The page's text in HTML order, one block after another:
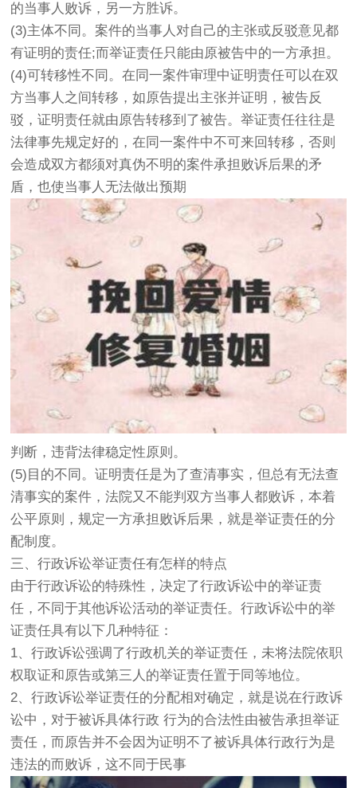
的当事人败诉，另一方胜诉。
(3)主体不同。案件的当事人对自己的主张或反驳意见都
有证明的责任;而举证责任只能由原被告中的一方承担。
(4)可转移性不同。在同一案件审理中证明责任可以在双
方当事人之间转移，如原告提出主张并证明，被告反
驳，证明责任就由原告转移到了被告。举证责任往往是
法律事先规定好的，在同一案件中不可来回转移，否则
会造成双方都须对真伪不明的案件承担败诉后果的矛
盾，也使当事人无法做出预期
判断，违背法律稳定性原则。
(5)目的不同。证明责任是为了查清事实，但总有无法查
清事实的案件，法院又不能判双方当事人都败诉，本着
公平原则，规定一方承担败诉后果，就是举证责任的分
配制度。
三、行政诉讼举证责任有怎样的特点
由于行政诉讼的特殊性，决定了行政诉讼中的举证责
任，不同于其他诉讼活动的举证责任。行政诉讼中的举
证责任具有以下几种特征：
1、行政诉讼强调了行政机关的举证责任，未将法院依职
权取证和原告或第三人的举证责任置于同等地位。
2、行政诉讼举证责任的分配相对确定，就是说在行政诉
讼中，对于被诉具体行政 行为的合法性由被告承担举证
责任，而原告并不会因为证明不了被诉具体行政行为是
违法的而败诉，这不同于民事